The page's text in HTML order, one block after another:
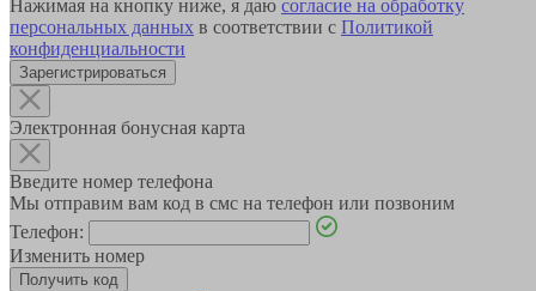
Нажимая на кнопку ниже, я даю согласие на обработку
персональных данных в соответствии с Политикой
конфиденциальности
Зарегистрироваться
Электронная бонусная карта
Введите номер телефона
Мы отправим вам код в смс на телефон или позвоним
Телефон:
Изменить номер